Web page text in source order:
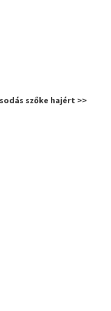
szőke hajért >>